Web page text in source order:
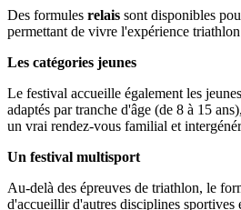
Des formules relais sont disponibles
permettant de vivre l'expérience
Les catégories jeunes
Le festival accueille également les
adaptés par tranche d'âge (de 8 à 15
un vrai rendez-vous familial et
Un festival multisport
Au-delà des épreuves de triathlon, le
d'accueillir d'autres disciplines sportives